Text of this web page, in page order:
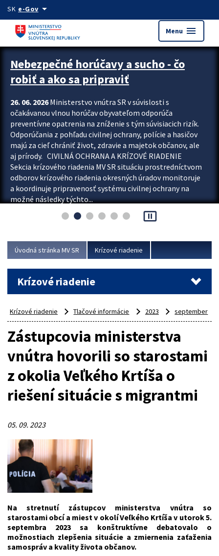
Preskocit na hlavný obsah
SK e-Govarrow_drop_down
Menu menu
Zastavit automatický posun upútavok
Nebezpečné horúčavy a sucho - čo
robiť a ako sa pripraviť
26. 06. 2026Ministerstvo vnútra SR v súvislosti s
očakávanou vlnou horúčav obyvateľom odporúča
preventívne opatrenia na zníženie s tým súvisiacich rizík.
Odporúčania z pohľadu civilnej ochrany, polície a hasičov
majú za cieľ chrániť život, zdravie a majetok občanov, ale
aj prírody. CIVILNÁ OCHRANA A KRÍZOVÉ RIADENIE
Sekcia krízového riadenia MV SR situáciu prostredníctvom
odborov krízového riadenia okresných úradov monitoruje
a koordinuje pripravenosť systému civilnej ochrany na
možné následky týchto...
pause_presentation
Úvodná stránka MV SR Krízové riadenie
Krízové riadenie
Krízové riadenie Tlačové informácie 2023 september
Zástupcovia ministerstva
vnútra hovorili so starostami
z okolia Veľkého Krtíša o
riešení situácie s migrantmi
05. 09. 2023
Na stretnutí zástupcov ministerstva vnútra so
starostami obcí a miest v okolí Veľkého Krtíša v utorok 5.
septembra 2023 sa konštruktívne debatovalo o
možnostiach zlepšenia situácie a zmiernenia zaťaženia
samospráv a kvality života občanov.